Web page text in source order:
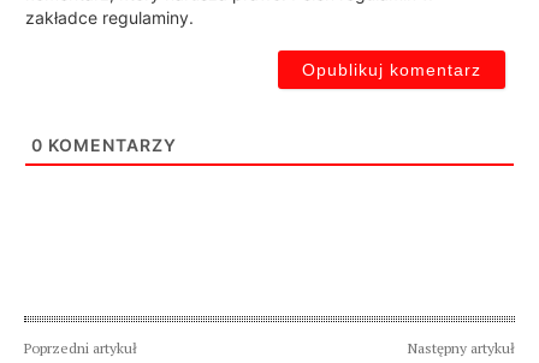
zakładce regulaminy.
0 KOMENTARZY
Poprzedni artykuł Następny artykuł